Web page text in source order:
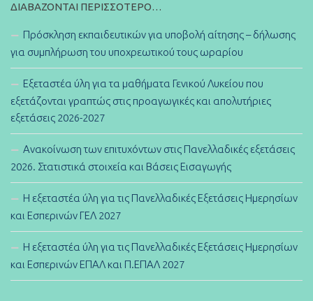
ΔΙΑΒΆΖΟΝΤΑΙ ΠΕΡΙΣΣΌΤΕΡΟ…
Πρόσκληση εκπαιδευτικών για υποβολή αίτησης – δήλωσης
για συμπλήρωση του υποχρεωτικού τους ωραρίου
Εξεταστέα ύλη για τα μαθήματα Γενικού Λυκείου που
εξετάζονται γραπτώς στις προαγωγικές και απολυτήριες
εξετάσεις 2026-2027
Ανακοίνωση των επιτυχόντων στις Πανελλαδικές εξετάσεις
2026. Στατιστικά στοιχεία και Βάσεις Εισαγωγής
Η εξεταστέα ύλη για τις Πανελλαδικές Εξετάσεις Ημερησίων
και Εσπερινών ΓΕΛ 2027
Η εξεταστέα ύλη για τις Πανελλαδικές Εξετάσεις Ημερησίων
και Εσπερινών ΕΠΑΛ και Π.ΕΠΑΛ 2027